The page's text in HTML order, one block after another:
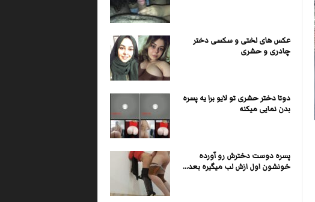
عکس های لختی و سکسی دختر
چادری و حشری
دوتا دختر حشری تو لایو برا یه پسره
بدن نمایی میکنه
پسره دوست دخترش رو آورده
خونشون اول ازش لب میگیره بعد...